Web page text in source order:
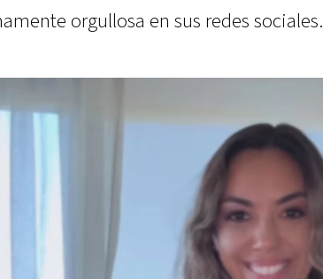
orgullosa en sus redes sociales.